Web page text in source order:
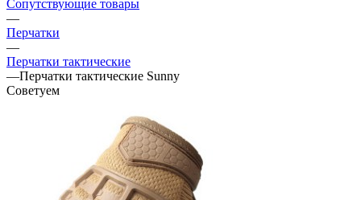
Сопутствующие товары
—
Перчатки
—
Перчатки тактические
—Перчатки тактические Sunny
Советуем